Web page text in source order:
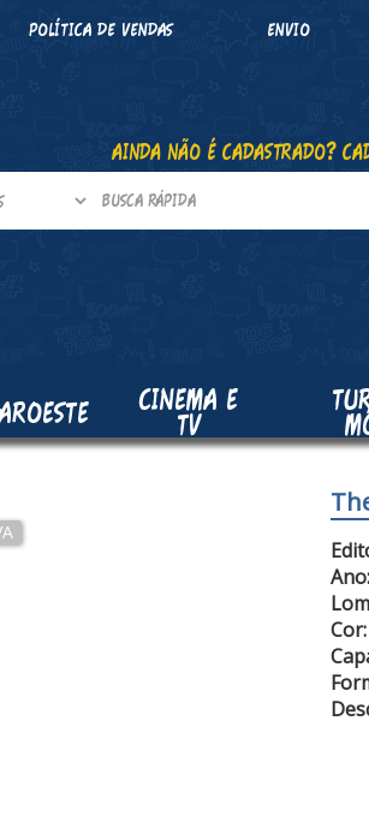
POLÍTICA DE VENDAS ENVIO
AINDA NÃO É CADASTRADO?
CINEMA E
TV
Ano:
Cor: